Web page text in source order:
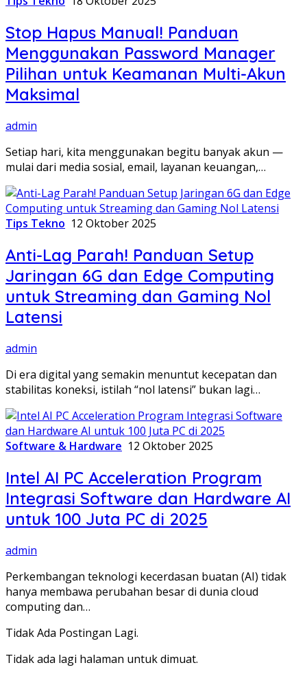
Stop Hapus Manual! Panduan
Menggunakan Password Manager
Pilihan untuk Keamanan Multi-Akun
Maksimal
admin
Setiap hari, kita menggunakan begitu banyak akun —
mulai dari media sosial, email, layanan keuangan,…
Tips Tekno 12 Oktober 2025
Anti-Lag Parah! Panduan Setup
Jaringan 6G dan Edge Computing
untuk Streaming dan Gaming Nol
Latensi
admin
Di era digital yang semakin menuntut kecepatan dan
stabilitas koneksi, istilah “nol latensi” bukan lagi…
Software & Hardware 12 Oktober 2025
Intel AI PC Acceleration Program
Integrasi Software dan Hardware AI
untuk 100 Juta PC di 2025
admin
Perkembangan teknologi kecerdasan buatan (AI) tidak
hanya membawa perubahan besar di dunia cloud
computing dan…
Tidak Ada Postingan Lagi.
Tidak ada lagi halaman untuk dimuat.